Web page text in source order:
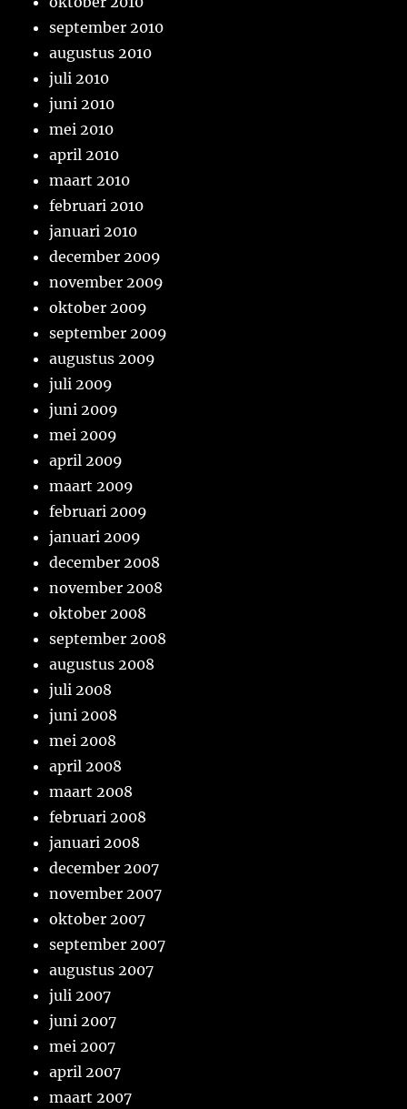
september 2010
augustus 2010
juli 2010
juni 2010
mei 2010
april 2010
maart 2010
februari 2010
januari 2010
december 2009
november 2009
oktober 2009
september 2009
augustus 2009
juli 2009
juni 2009
mei 2009
april 2009
maart 2009
februari 2009
januari 2009
december 2008
november 2008
oktober 2008
september 2008
augustus 2008
juli 2008
juni 2008
mei 2008
april 2008
maart 2008
februari 2008
januari 2008
december 2007
november 2007
oktober 2007
september 2007
augustus 2007
juli 2007
juni 2007
mei 2007
april 2007
maart 2007